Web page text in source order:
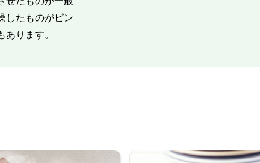
したものがピン
ります。